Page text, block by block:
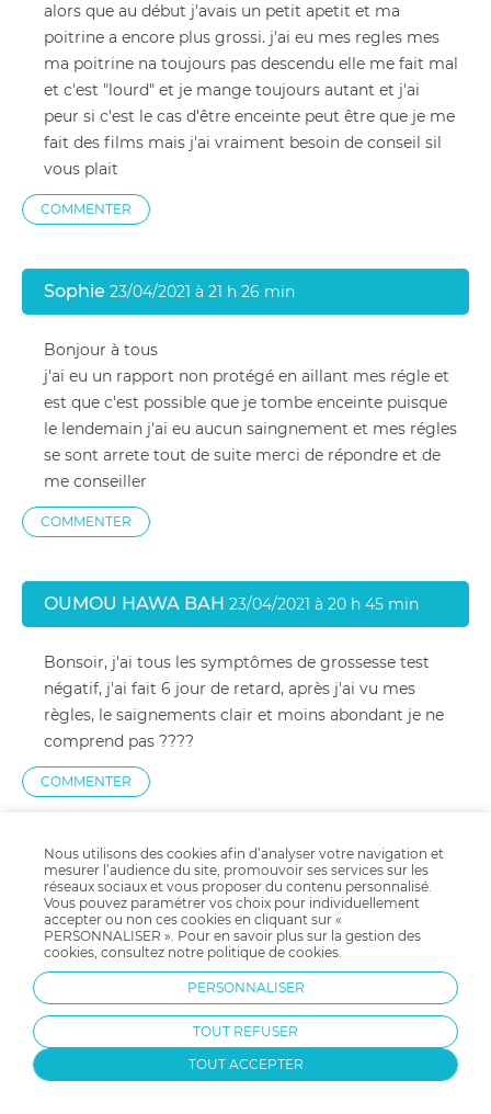
alors que au début j'avais un petit apetit et ma
poitrine a encore plus grossi. j'ai eu mes regles mes
ma poitrine na toujours pas descendu elle me fait mal
et c'est "lourd" et je mange toujours autant et j'ai
peur si c'est le cas d'être enceinte peut être que je me
fait des films mais j'ai vraiment besoin de conseil sil
vous plait
COMMENTER
Sophie 23/04/2021 à 21 h 26 min
Bonjour à tous
j'ai eu un rapport non protégé en aillant mes régle et
est que c'est possible que je tombe enceinte puisque
le lendemain j'ai eu aucun saingnement et mes régles
se sont arrete tout de suite merci de répondre et de
me conseiller
COMMENTER
OUMOU HAWA BAH 23/04/2021 à 20 h 45 min
Bonsoir, j'ai tous les symptômes de grossesse test
négatif, j'ai fait 6 jour de retard, après j'ai vu mes
règles, le saignements clair et moins abondant je ne
comprend pas ????
COMMENTER
Marjorie Chataigne14/04/2021 à 02 h 08 min
J'ai avorter le 5.03.21 est j'ai eu mes regle pendant 1
mois ça normal, je me suis faite poser un implant est
depuis allez je dirais 2 semaines je l'ai refais avec mon
chéri sans ce protéger mais on as fait ultra gaffe est
j'ai mes règles depuis 1 semaines est un peu mal au
ventre car de base j'avais plus mes règles depuis 1ans
j'espère que c'est pas grave
Nous utilisons des cookies afin d’analyser votre navigation et
mesurer l’audience du site, promouvoir ses services sur les
réseaux sociaux et vous proposer du contenu personnalisé.
Vous pouvez paramétrer vos choix pour individuellement
accepter ou non ces cookies en cliquant sur «
PERSONNALISER ». Pour en savoir plus sur la gestion des
cookies, consultez notre politique de cookies.
PERSONNALISER
TOUT REFUSER
TOUT ACCEPTER